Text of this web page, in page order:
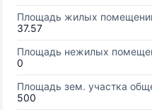
Площадь жилых
37.57
Площадь нежилых
0
Площадь зем. участка
500